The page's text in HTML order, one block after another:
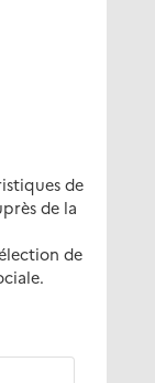
de
de la
de